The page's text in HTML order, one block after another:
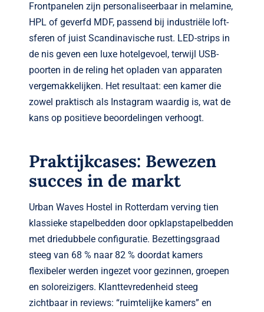
Frontpanelen zijn personaliseerbaar in melamine,
HPL of geverfd MDF, passend bij industriële loft­
sferen of juist Scandinavische rust. LED-strips in
de nis geven een luxe hotelgevoel, terwijl USB-
poorten in de reling het opladen van apparaten
vergemakkelijken. Het resultaat: een kamer die
zowel praktisch als Instagram waardig is, wat de
kans op positieve beoordelingen verhoogt.
Praktijkcases: Bewezen
succes in de markt
Urban Waves Hostel in Rotterdam verving tien
klassieke stapelbedden door opklapstapelbedden
met driedubbele configuratie. Bezettingsgraad
steeg van 68 % naar 82 % doordat kamers
flexibeler werden ingezet voor gezinnen, groepen
en soloreizigers. Klanttevredenheid steeg
zichtbaar in reviews: “ruimtelijke kamers” en